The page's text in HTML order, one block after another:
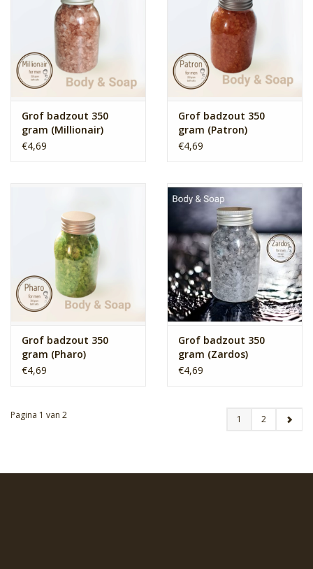
Grof badzout 350
gram (Millionair)
€4,69
Grof badzout 350
gram (Patron)
€4,69
Grof badzout 350
gram (Pharo)
€4,69
Grof badzout 350
gram (Zardos)
€4,69
Pagina 1 van 2 1 2